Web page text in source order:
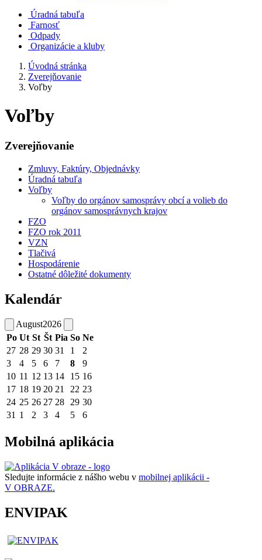
Úradná tabuľa
Farnosť
Odpady
Organizácie a kluby
Úvodná stránka
Zverejňovanie
Voľby
Voľby
Zverejňovanie
Zmluvy, Faktúry, Objednávky
Úradná tabuľa
Voľby
Voľby do orgánov samosprávy obcí a volieb do
orgánov samosprávnych krajov
FZO
FZO rok 2011
VZN
Tlačivá
Hospodárenie
Ostatné dôležité dokumenty
Kalendár
August2026
Po Ut St Št Pia So Ne
27 28 29 30 31 1
2
3
4 5 6 7 8
9
10 11 12 13 14 15 16
17 18 19 20 21 22 23
24 25 26 27 28 29 30
31 1 2 3 4 5 6
Mobilná aplikácia
Sledujte informácie z nášho webu v mobilnej aplikácii -
V OBRAZE.
ENVIPAK